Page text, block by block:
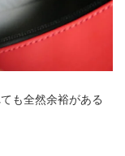
も全然余裕がある